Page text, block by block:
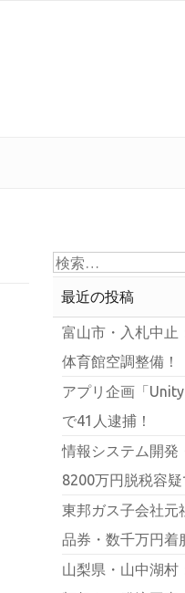
最近の投稿
富山市・入札中止
体育館空調整備！
アプリ企画「
で41人逮捕！
情報システム開発
8200万円脱税容疑
東邦ガス子会社元
品券・数千万円着
山梨県・山中湖村